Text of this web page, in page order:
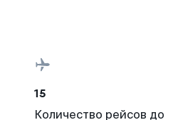
15
Количество рейсов до